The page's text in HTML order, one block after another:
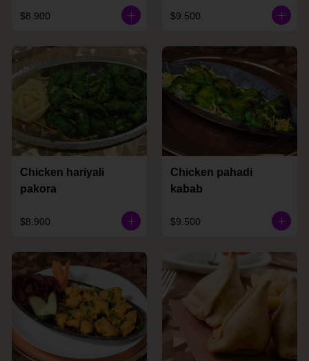
$8.900 $9.500
Chicken hariyali
pakora
$8.900
Chicken pahadi
kabab
$9.500